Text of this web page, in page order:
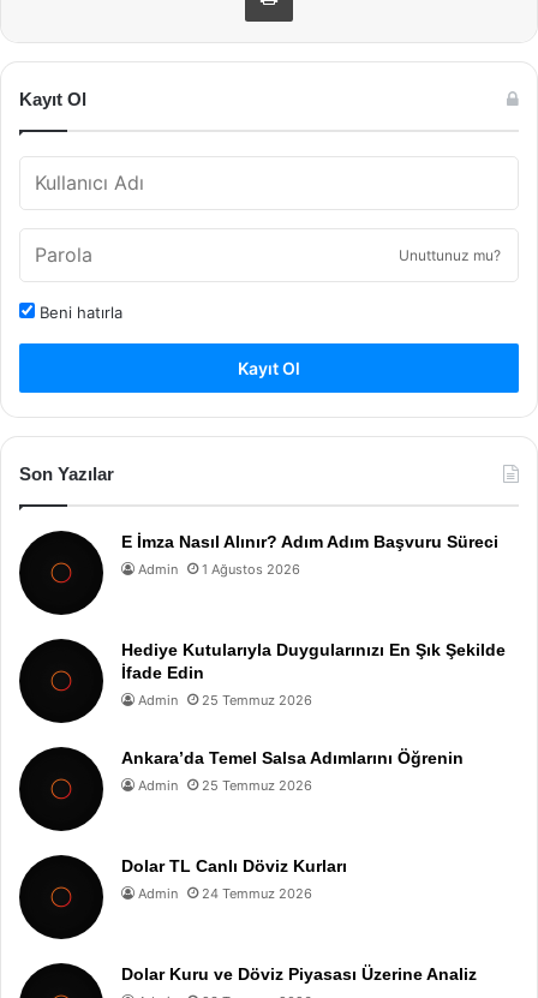
Kayıt Ol
Unuttunuz mu?
Beni hatırla
Kayıt Ol
Son Yazılar
E İmza Nasıl Alınır? Adım Adım Başvuru Süreci
Admin 1 Ağustos 2026
Hediye Kutularıyla Duygularınızı En Şık Şekilde
İfade Edin
Admin 25 Temmuz 2026
Ankara’da Temel Salsa Adımlarını Öğrenin
Admin 25 Temmuz 2026
Dolar TL Canlı Döviz Kurları
Admin 24 Temmuz 2026
Dolar Kuru ve Döviz Piyasası Üzerine Analiz